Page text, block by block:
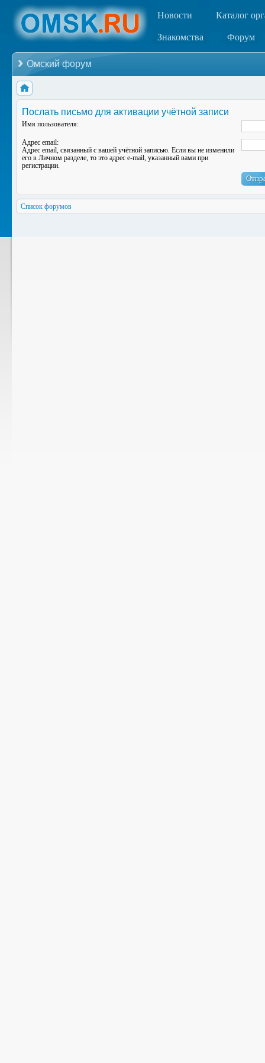
Новости Каталог
Знакомства Форум
Омский форум
Послать письмо для активации учётной записи
Имя пользователя:
Адрес email:
Адрес email, связанный с вашей учётной записью. Если вы не изменили
его в Личном разделе, то это адрес e-mail, указанный вами при
регистрации.
Список форумов